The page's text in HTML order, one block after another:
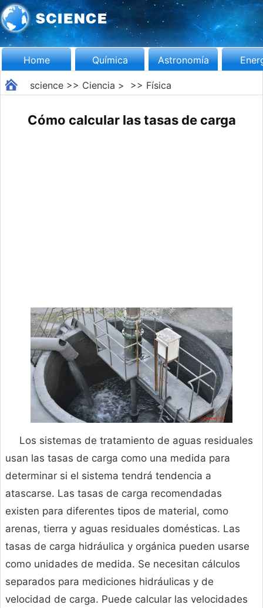
Home Química Astronomía
science>> Ciencia > >> Física
Cómo calcular las tasas de carga
Los sistemas de tratamiento de aguas residuales
usan las tasas de carga como una medida para
determinar si el sistema tendrá tendencia a
atascarse. Las tasas de carga recomendadas
existen para diferentes tipos de material, como
arenas, tierra y aguas residuales domésticas. Las
tasas de carga hidráulica y orgánica pueden usarse
como unidades de medida. Se necesitan cálculos
separados para mediciones hidráulicas y de
velocidad de carga. Puede calcular las velocidades